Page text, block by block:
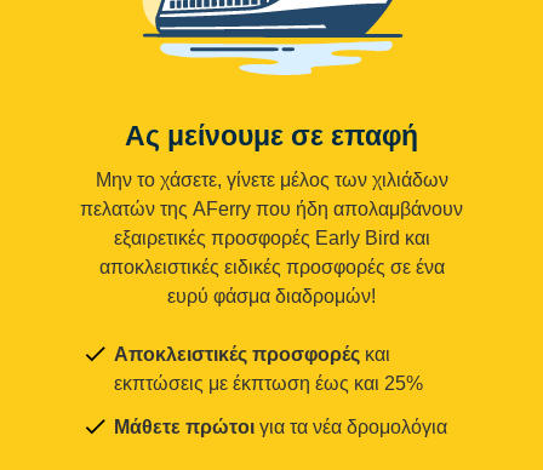
Ας μείνουμε σε επαφή
Μην το χάσετε, γίνετε μέλος των χιλιάδων
πελατών της AFerry που ήδη απολαμβάνουν
εξαιρετικές προσφορές Early Bird και
αποκλειστικές ειδικές προσφορές σε ένα
ευρύ φάσμα διαδρομών!
Αποκλειστικές προσφορές και
εκπτώσεις με έκπτωση έως και 25%
Μάθετε πρώτοι για τα νέα δρομολόγια